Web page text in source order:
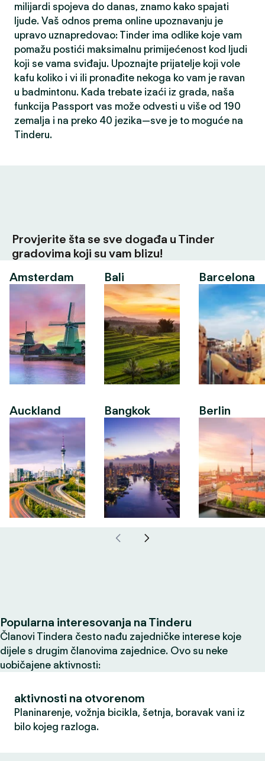
milijardi spojeva do danas, znamo kako spajati
ljude. Vaš odnos prema online upoznavanju je
upravo uznapredovao: Tinder ima odlike koje vam
pomažu postići maksimalnu primijećenost kod ljudi
koji se vama sviđaju. Upoznajte prijatelje koji vole
kafu koliko i vi ili pronađite nekoga ko vam je ravan
u badmintonu. Kada trebate izaći iz grada, naša
funkcija Passport vas može odvesti u više od 190
zemalja i na preko 40 jezika—sve je to moguće na
Tinderu.
Provjerite šta se sve događa u Tinder
gradovima koji su vam blizu!
Amsterdam
Auckland
Bali
Bangkok
Barcelona
Berlin
Popularna interesovanja na Tinderu
Članovi Tindera često nađu zajedničke interese koje
dijele s drugim članovima zajednice. Ovo su neke
uobičajene aktivnosti:
aktivnosti na otvorenom
Planinarenje, vožnja bicikla, šetnja, boravak vani iz
bilo kojeg razloga.